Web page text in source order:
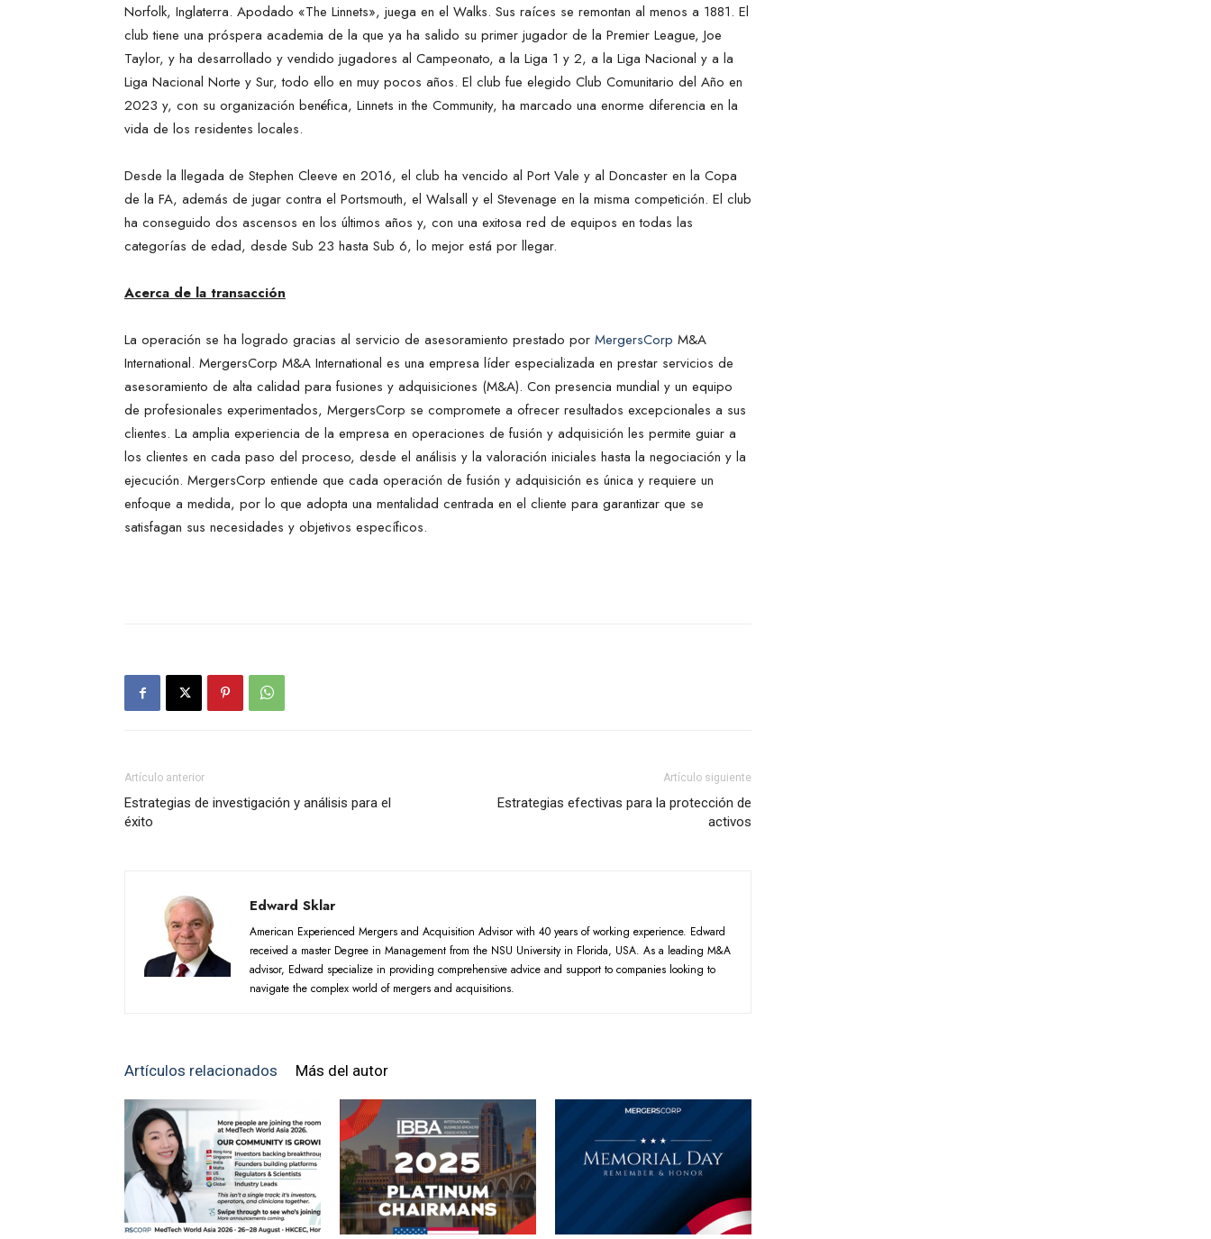
Norfolk, Inglaterra. Apodado «The Linnets», juega en el Walks. Sus raíces se remontan al menos a 1881. El
club tiene una próspera academia de la que ya ha salido su primer jugador de la Premier League, Joe
Taylor, y ha desarrollado y vendido jugadores al Campeonato, a la Liga 1 y 2, a la Liga Nacional y a la
Liga Nacional Norte y Sur, todo ello en muy pocos años. El club fue elegido Club Comunitario del Año en
2023 y, con su organización benéfica, Linnets in the Community, ha marcado una enorme diferencia en la
vida de los residentes locales.
Desde la llegada de Stephen Cleeve en 2016, el club ha vencido al Port Vale y al Doncaster en la Copa
de la FA, además de jugar contra el Portsmouth, el Walsall y el Stevenage en la misma competición. El club
ha conseguido dos ascensos en los últimos años y, con una exitosa red de equipos en todas las
categorías de edad, desde Sub 23 hasta Sub 6, lo mejor está por llegar.
Acerca de la transacción
La operación se ha logrado gracias al servicio de asesoramiento prestado por MergersCorp M&A
International. MergersCorp M&A International es una empresa líder especializada en prestar servicios de
asesoramiento de alta calidad para fusiones y adquisiciones (M&A). Con presencia mundial y un equipo
de profesionales experimentados, MergersCorp se compromete a ofrecer resultados excepcionales a sus
clientes. La amplia experiencia de la empresa en operaciones de fusión y adquisición les permite guiar a
los clientes en cada paso del proceso, desde el análisis y la valoración iniciales hasta la negociación y la
ejecución. MergersCorp entiende que cada operación de fusión y adquisición es única y requiere un
enfoque a medida, por lo que adopta una mentalidad centrada en el cliente para garantizar que se
satisfagan sus necesidades y objetivos específicos.
Artículo anterior
Estrategias de investigación y análisis para el
éxito
Artículo siguiente
Estrategias efectivas para la protección de
activos
Edward Sklar
American Experienced Mergers and Acquisition Advisor with 40 years of working experience. Edward
received a master Degree in Management from the NSU University in Florida, USA. As a leading M&A
advisor, Edward specialize in providing comprehensive advice and support to companies looking to
navigate the complex world of mergers and acquisitions.
Artículos relacionados Más del autor